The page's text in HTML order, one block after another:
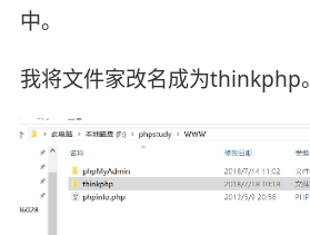
中。
我将文件家改名成为thinkphp。